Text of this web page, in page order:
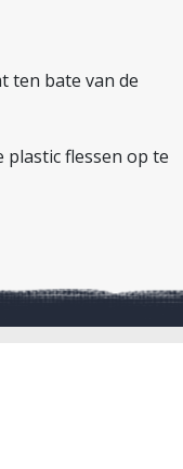
ten bate van de
flessen op te